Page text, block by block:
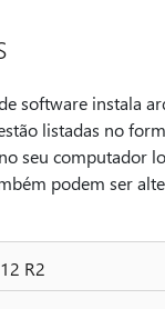
software instala
listadas no
seu computador
podem ser
R2